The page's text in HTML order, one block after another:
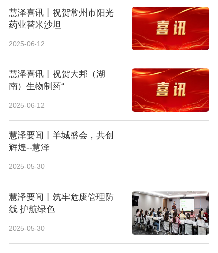
慧泽喜讯丨祝贺常州市阳光
药业替米沙坦
2025-06-12
慧泽喜讯丨祝贺大邦（湖
南）生物制药“
2025-06-12
慧泽要闻丨羊城盛会，共创
辉煌--慧泽
2025-05-30
慧泽要闻丨筑牢危废管理防
线 护航绿色
2025-05-30